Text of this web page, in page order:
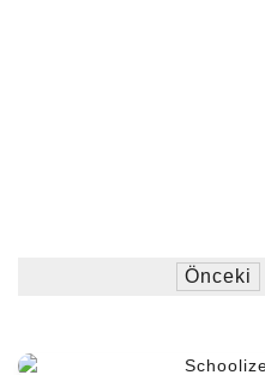
Önceki